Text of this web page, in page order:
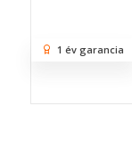
1 év garancia